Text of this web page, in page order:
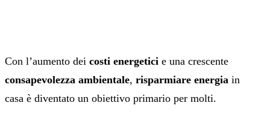
Con l’aumento dei costi energetici e una crescente
consapevolezza ambientale, risparmiare energia in
casa è diventato un obiettivo primario per molti.